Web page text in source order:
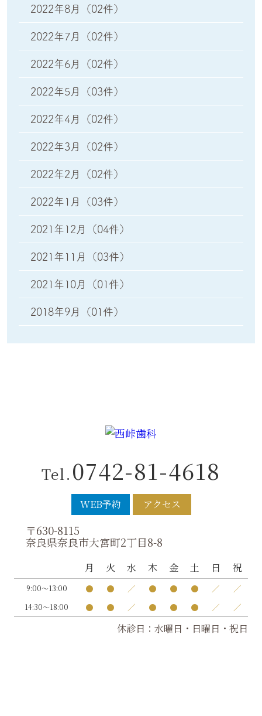
2022年8月 （02件）
2022年7月 （02件）
2022年6月 （02件）
2022年5月 （03件）
2022年4月 （02件）
2022年3月 （02件）
2022年2月 （02件）
2022年1月 （03件）
2021年12月 （04件）
2021年11月 （03件）
2021年10月 （01件）
2018年9月 （01件）
Tel.0742-81-4618
WEB予約 アクセス
〒630-8115
奈良県奈良市大宮町2丁目8-8
月 火 水 木 金 土 日 祝
9:00～13:00 ● ● ／ ● ● ● ／ ／
14:30～18:00 ● ● ／ ● ● ● ／ ／
休診日：水曜日・日曜日・祝日